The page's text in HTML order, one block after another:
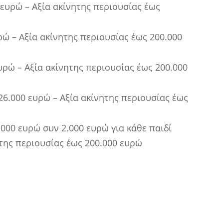
– Αξία ακίνητης περιουσίας έως
– Αξία ακίνητης περιουσίας έως 200.000
– Αξία ακίνητης περιουσίας έως 200.000
ευρώ – Αξία ακίνητης περιουσίας έως
ευρώ συν 2.000 ευρώ για κάθε παιδί
περιουσίας έως 200.000 ευρώ